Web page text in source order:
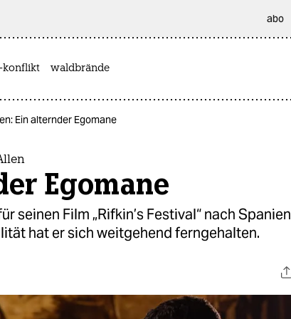
abo
konflikt waldbrände
Ein alternder Egomane
Egomane
seinen Film „Rifkin’s Festival“ nach Spanien
hat er sich weitgehend ferngehalten.